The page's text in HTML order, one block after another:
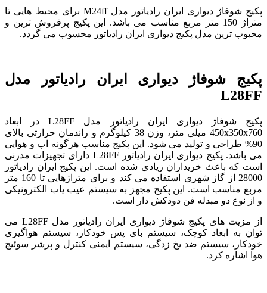
پکیج شوفاژ دیواری ایران رادیاتور مدل M24ff برای محیط هایی تا
متراژ 150 متر مربع مناسب می باشد. این پکیج پرفروش ترین و
محبوب ترین مدل پکیج دیواری ایران رادیاتور محسوب می گردد.
پکیج شوفاژ دیواری ایران رادیاتور مدل
L28FF
پکیج شوفاژ دیواری ایران رادیاتور مدل L28FF در ابعاد
450x350x760 میلی متر، وزن 38 کیلوگرم و راندمان حرارتی بالای
90% طراحی و تولید می شود. این پکیج مناسب هرگونه اب و هوایی
می باشد. پکیج دیواری ایران رادیاتور L28FF دارای تجهیزات مدرنی
است که باعث خریداران زیادی شده است. این پکیج ایران رادیاتور
28000 از گاز شهری استفاده می کند و برای متراژهایی تا 160 متر
مربع مناسب است. این پکیج مجهز به سیستم عیب یاب الکترونیکی
و از نوع دو مبدله فن دودکش دار است.
از مزیت های پکیج شوفاژ دیواری ایران رادیاتور مدل L28FF می
توان به ابعاد کوچک، سیستم بای پس خودکار، سیستم هواگیری
خودکار، سیستم ضد یخ زدگی، سیستم ایمنی کنترل و پرشر سوئیچ
هوا اشاره کرد.